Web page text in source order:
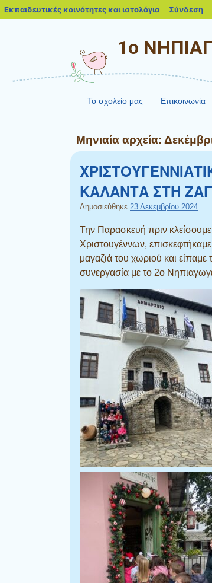
1ο
Το σχολείο μας Επικοινωνία
Μηνιαία αρχεία:
ΚΑΛΑΝΤΑ ΣΤΗ
Δημοσιεύθηκε 23 Δεκεμβρίου 2024
Την Παρασκευή πριν κλείσουμε
Χριστουγέννων,
μαγαζιά του χωριού και είπαμε
συνεργασία με το 2ο
Εκπαιδευτικές κοινότητες και ιστολόγια Σύνδεση